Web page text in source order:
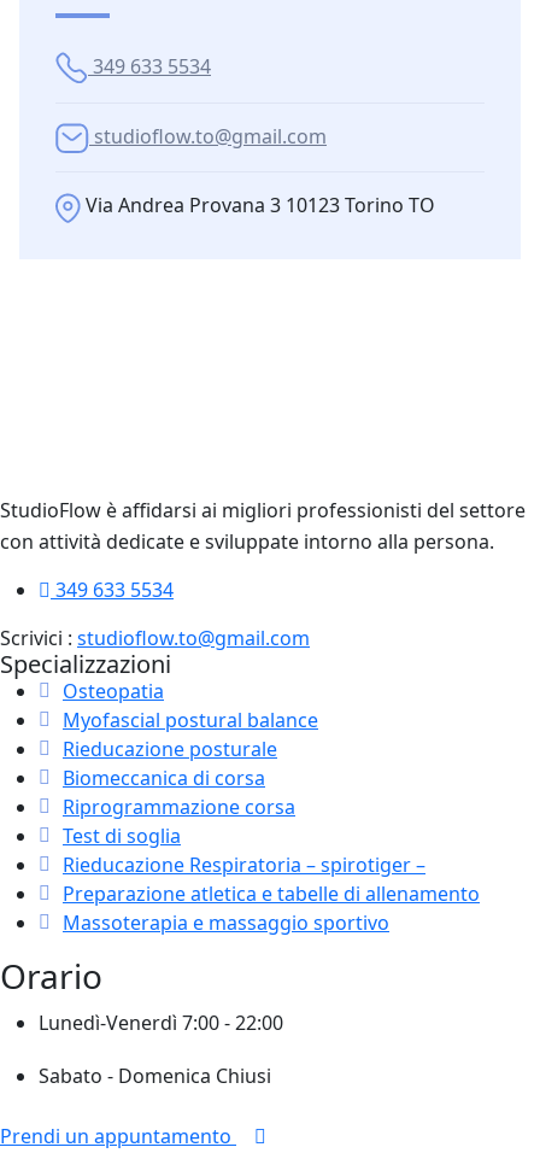
349 633 5534
studioflow.to@gmail.com
Via Andrea Provana 3 10123 Torino TO
StudioFlow è affidarsi ai migliori professionisti del settore
con attività dedicate e sviluppate intorno alla persona.
349 633 5534
Scrivici : studioflow.to@gmail.com
Specializzazioni
Osteopatia
Myofascial postural balance
Rieducazione posturale
Biomeccanica di corsa
Riprogrammazione corsa
Test di soglia
Rieducazione Respiratoria – spirotiger –
Preparazione atletica e tabelle di allenamento
Massoterapia e massaggio sportivo
Orario
Lunedì-Venerdì 7:00 - 22:00
Sabato - Domenica Chiusi
Prendi un appuntamento